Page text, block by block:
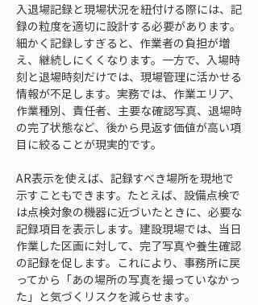
入退場記録と現場状況を紐付ける際には、記
録の粒度を適切に設計する必要があります。
細かく記録しすぎると、作業者の負担が増
え、継続しにくくなります。一方で、入場時
刻と退場時刻だけでは、現場管理に活かせる
情報が不足します。実務では、作業エリア、
作業種別、責任者、主要な確認写真、退場時
の完了状態など、後から見返す価値が高い項
目に絞ることが現実的です。
AR表示を使えば、記録すべき場所を現地で
示すこともできます。たとえば、設備点検で
は点検対象の機器に近づいたときに、必要な
記録項目を表示します。建設現場では、当日
作業した区画に対して、完了写真や養生確認
の記録を促します。これにより、事務所に戻
ってから「あの場所の写真を撮っていなかっ
た」と気づくリスクを減らせます。